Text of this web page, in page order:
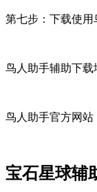
第七步：下载使
鸟人助手辅助下载
鸟人助手官方网站
宝石星球辅